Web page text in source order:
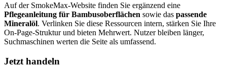
Auf der SmokeMax-Website finden Sie ergänzend eine
Pflegeanleitung für Bambusoberflächen sowie das passende
Mineralöl. Verlinken Sie diese Ressourcen intern, stärken Sie Ihre
On-Page-Struktur und bieten Mehrwert. Nutzer bleiben länger,
Suchmaschinen werten die Seite als umfassend.
Jetzt handeln